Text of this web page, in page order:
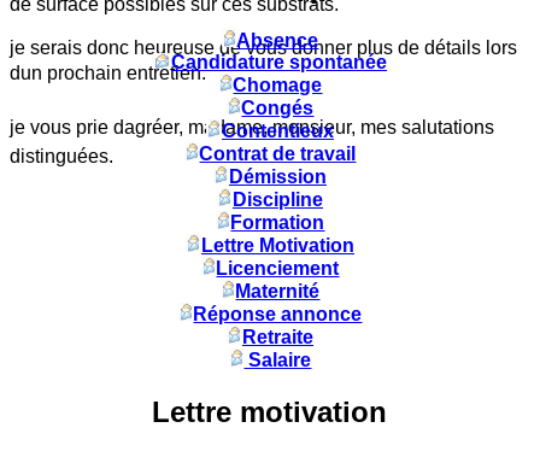
je serais donc heureuse de vous donner plus de détails lors
dun prochain entretien.
je vous prie dagréer, madame, monsieur, mes salutations
distinguées.
Absence
Candidature spontanée
Chomage
Congés
Contentieux
Contrat de travail
Démission
Discipline
Formation
Lettre Motivation
Licenciement
Maternité
Réponse annonce
Retraite
Salaire
Lettre motivation